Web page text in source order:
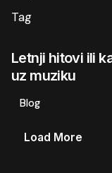
Tag
Letnji hitovi ili
uz muziku
Blog
Load More